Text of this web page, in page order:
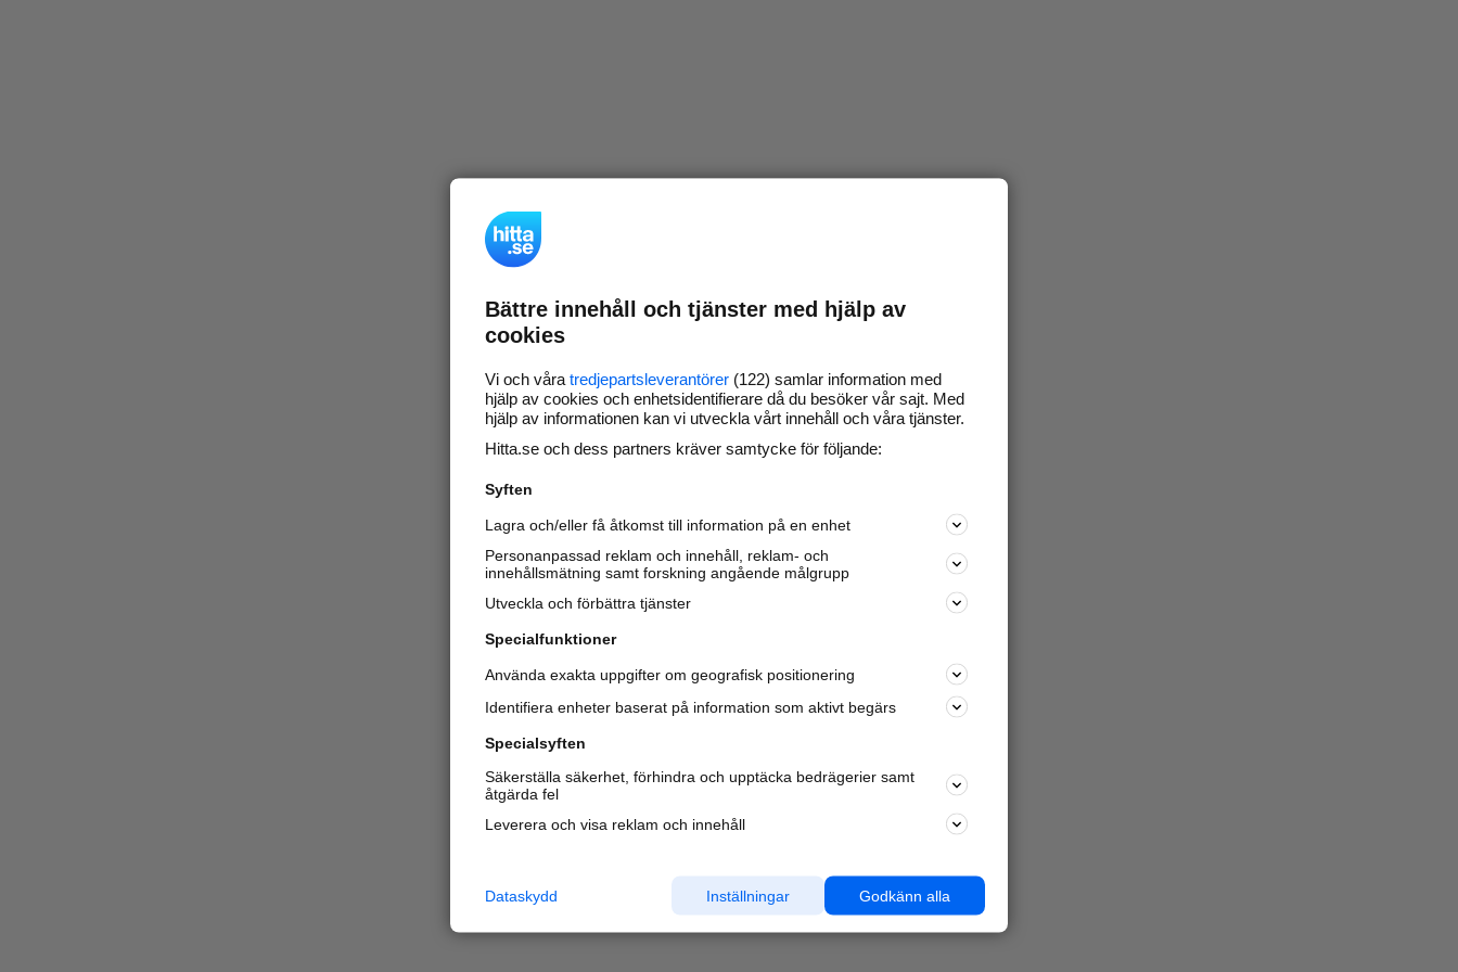
Bättre innehåll och tjänster med hjälp av
cookies
Vi och våra tredjepartsleverantörer (122) samlar information med
hjälp av cookies och enhetsidentifierare då du besöker vår sajt. Med
hjälp av informationen kan vi utveckla vårt innehåll och våra tjänster.
Hitta.se och dess partners kräver samtycke för följande:
Syften
Lagra och/eller få åtkomst till information på en enhet
Personanpassad reklam och innehåll, reklam- och
innehållsmätning samt forskning angående målgrupp
Utveckla och förbättra tjänster
Specialfunktioner
Använda exakta uppgifter om geografisk positionering
Identifiera enheter baserat på information som aktivt begärs
Specialsyften
Säkerställa säkerhet, förhindra och upptäcka bedrägerier samt
åtgärda fel
Leverera och visa reklam och innehåll
Godkänn alla
Inställningar
Dataskydd